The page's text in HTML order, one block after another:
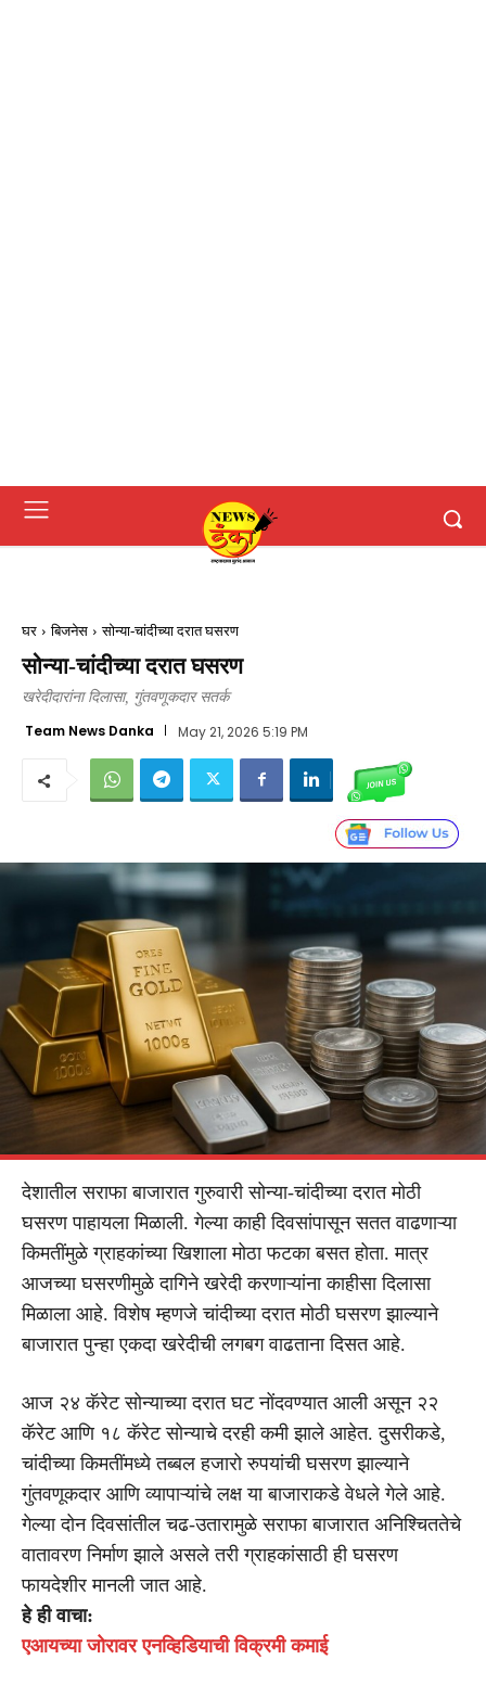
घर बिजनेस सोन्या-चांदीच्या दरात घसरण
सोन्या-चांदीच्या दरात घसरण
खरेदीदारांना दिलासा, गुंतवणूकदार सतर्क
Team News Danka May 21, 2026 5:19 PM
देशातील सराफा बाजारात गुरुवारी सोन्या-चांदीच्या दरात मोठी
घसरण पाहायला मिळाली. गेल्या काही दिवसांपासून सतत वाढणाऱ्या
किमतींमुळे ग्राहकांच्या खिशाला मोठा फटका बसत होता. मात्र
आजच्या घसरणीमुळे दागिने खरेदी करणाऱ्यांना काहीसा दिलासा
मिळाला आहे. विशेष म्हणजे चांदीच्या दरात मोठी घसरण झाल्याने
बाजारात पुन्हा एकदा खरेदीची लगबग वाढताना दिसत आहे.
आज २४ कॅरेट सोन्याच्या दरात घट नोंदवण्यात आली असून २२
कॅरेट आणि १८ कॅरेट सोन्याचे दरही कमी झाले आहेत. दुसरीकडे,
चांदीच्या किमतींमध्ये तब्बल हजारो रुपयांची घसरण झाल्याने
गुंतवणूकदार आणि व्यापाऱ्यांचे लक्ष या बाजाराकडे वेधले गेले आहे.
गेल्या दोन दिवसांतील चढ-उतारामुळे सराफा बाजारात अनिश्चिततेचे
वातावरण निर्माण झाले असले तरी ग्राहकांसाठी ही घसरण
फायदेशीर मानली जात आहे.
हे ही वाचा:
एआयच्या जोरावर एनव्हिडियाची विक्रमी कमाई